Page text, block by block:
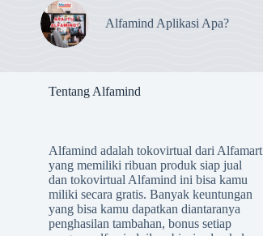
Alfamind Aplikasi Apa?
Tentang Alfamind
Alfamind adalah tokovirtual dari Alfamart
yang memiliki ribuan produk siap jual
dan tokovirtual Alfamind ini bisa kamu
miliki secara gratis. Banyak keuntungan
yang bisa kamu dapatkan diantaranya
penghasilan tambahan, bonus setiap